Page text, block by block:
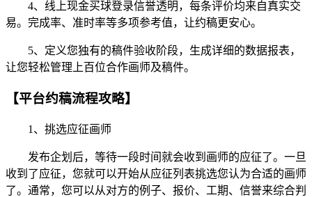
4、线上现金买球登录信誉透明，每条评价均来自真实交
易。完成率、准时率等多项参考值，让约稿更安心。
5、定义您独有的稿件验收阶段，生成详细的数据报表，
让您轻松管理上百位合作画师及稿件。
【平台约稿流程攻略】
1、挑选应征画师
发布企划后，等待一段时间就会收到画师的应征了。一旦
收到了应征，您就可以开始从应征列表挑选您认为合适的画师
了。通常，您可以从对方的例子、报价、工期、信誉来综合判